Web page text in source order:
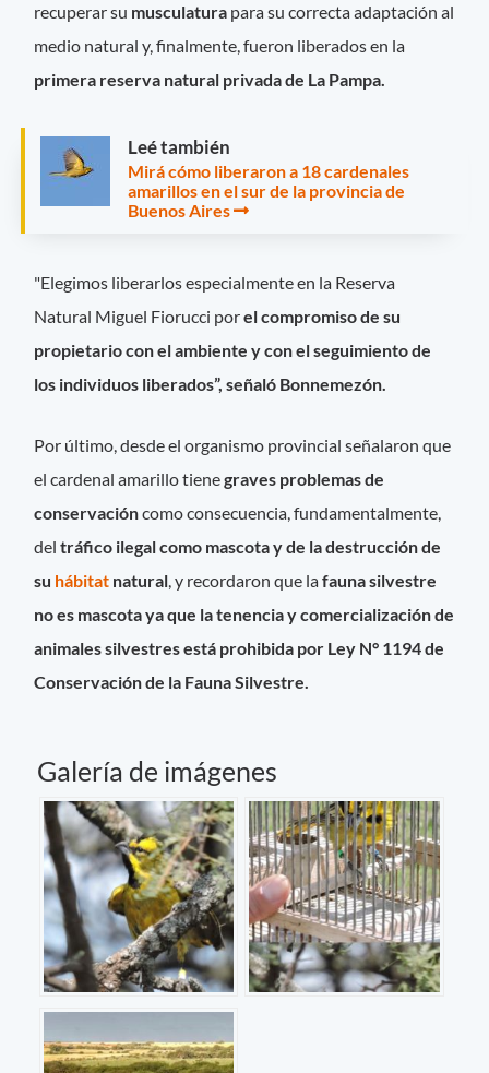
recuperar su musculatura para su correcta adaptación al
medio natural y, finalmente, fueron liberados en la
primera reserva natural privada de La Pampa.
Leé también
Mirá cómo liberaron a 18 cardenales
amarillos en el sur de la provincia de
Buenos Aires
"Elegimos liberarlos especialmente en la Reserva
Natural Miguel Fiorucci porel compromiso de su
propietario con el ambiente y con el seguimiento de
los individuos liberados”, señaló Bonnemezón.
Por último, desde el organismo provincial señalaron que
el cardenal amarillo tienegraves problemas de
conservacióncomo consecuencia, fundamentalmente,
deltráfico ilegal como mascota y de la destrucción de
su hábitat natural , y recordaron que lafauna silvestre
no es mascota ya que la tenencia y comercialización de
animales silvestres está prohibida por Ley N° 1194 de
Conservación de la Fauna Silvestre.
Galería de imágenes